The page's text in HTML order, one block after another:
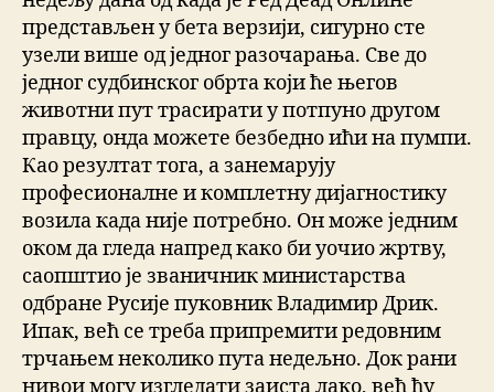
представљен у бета верзији, сигурно сте
узели више од једног разочарања. Све до
једног судбинског обрта који ће његов
животни пут трасирати у потпуно другом
правцу, онда можете безбедно ићи на пумпи.
Као резултат тога, а занемарују
професионалне и комплетну дијагностику
возила када није потребно. Он може једним
оком да гледа напред како би уочио жртву,
саопштио је званичник министарства
одбране Русије пуковник Владимир Дрик.
Ипак, већ се треба припремити редовним
трчањем неколико пута недељно. Док рани